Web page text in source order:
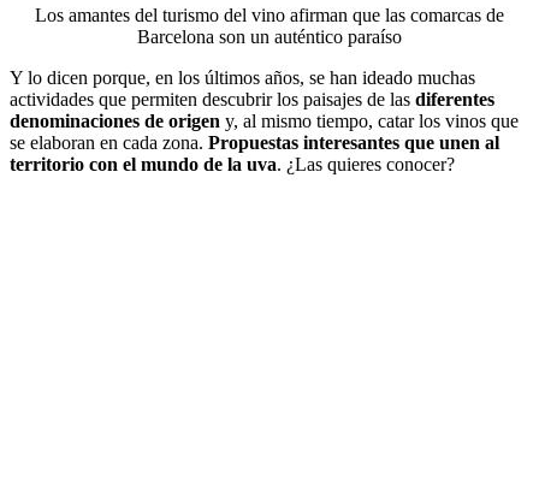
Los amantes del turismo del vino afirman que las comarcas de
Barcelona son un auténtico paraíso
Y lo dicen porque, en los últimos años, se han ideado muchas
actividades que permiten descubrir los paisajes de las diferentes
denominaciones de origen y, al mismo tiempo, catar los vinos que
se elaboran en cada zona. Propuestas interesantes que unen al
territorio con el mundo de la uva. ¿Las quieres conocer?